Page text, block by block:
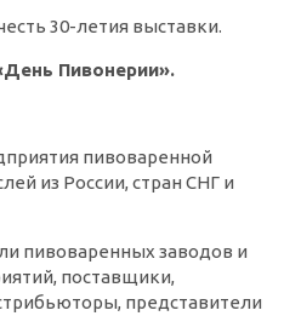
30-летия выставки.
Пивонерии».
пивоваренной
из России, стран СНГ и
пивоваренных заводов и
поставщики,
представители